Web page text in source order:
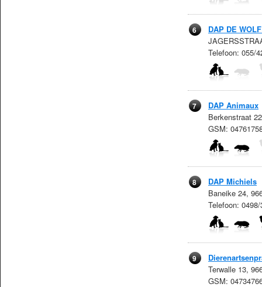
6
DAP DE
Telefoon: 055/
7
DAP Animaux
Berkenstraat
GSM:
8
DAP Michiels
Baneike 24,
Telefoon:
9
Terwalle 13,
GSM: